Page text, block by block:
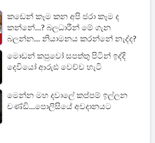
කඩෙන් කෑම කන අපි ජරා කෑම ද
කන්නේ...? බලධාරීන් මේ ගැන
බලන්න... නියාමනය කරන්නේ නැද්ද?
මොඩන් කපුවෝ සපත්තු පිටින් ඉද්දි
දෙවියෝ ආරුඪ වෙච්ච හැටි
මෙන්න මහ දවාලේ කප්පම් ඉල්ලන
චණ්ඩි...පොලිසියේ අවදානයට